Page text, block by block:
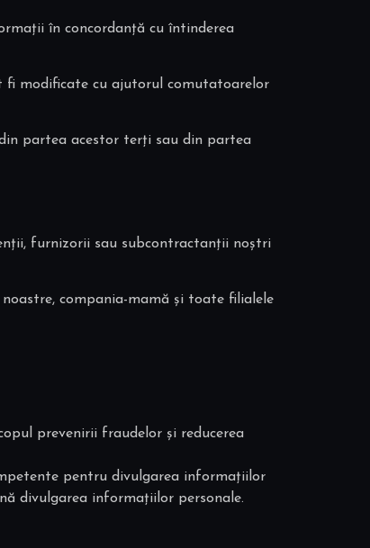
în concordanță cu întinderea
modificate cu ajutorul comutatoarelor
partea acestor terți sau din partea
furnizorii sau subcontractanții noștri
compania-mamă și toate filialele
prevenirii fraudelor și reducerea
pentru divulgarea informațiilor
divulgarea informațiilor personale.